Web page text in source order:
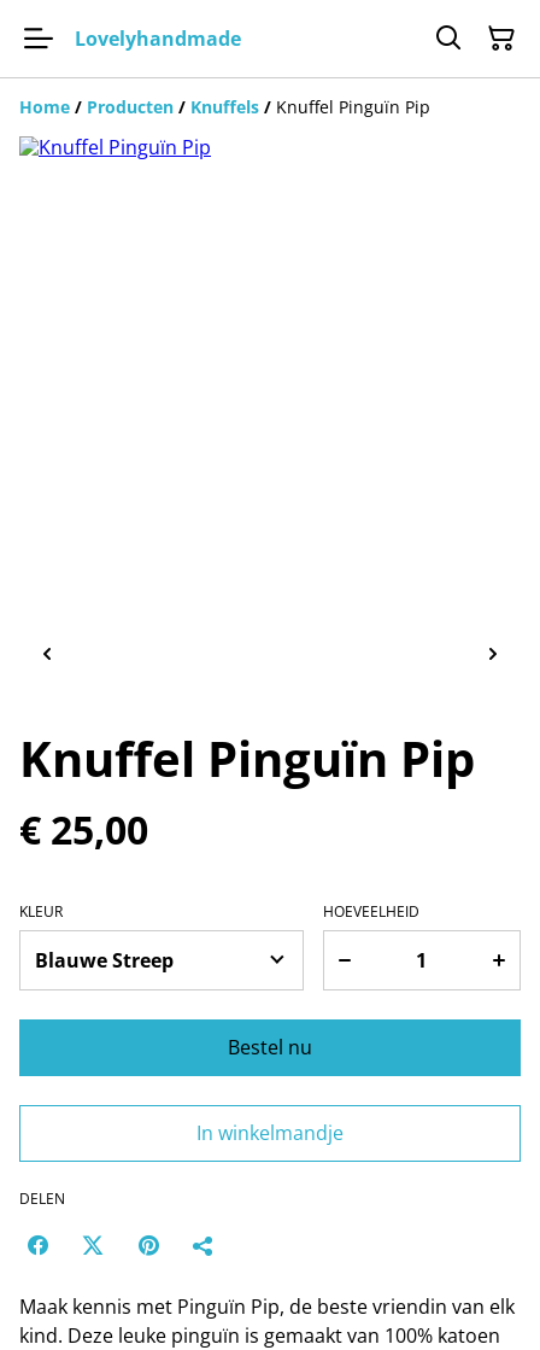
Lovelyhandmade
Home / Producten / Knuffels / Knuffel Pinguïn Pip
Knuffel Pinguïn Pip
€ 25,00
KLEUR HOEVEELHEID
Bestel nu
In winkelmandje
DELEN
Maak kennis met Pinguïn Pip, de beste vriendin van elk
kind. Deze leuke pinguïn is gemaakt van 100% katoen